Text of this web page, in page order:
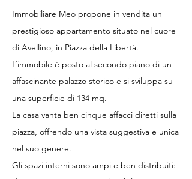
Immobiliare Meo propone in vendita un
prestigioso appartamento situato nel cuore
di Avellino, in Piazza della Libertà.
L’immobile è posto al secondo piano di un
affascinante palazzo storico e si sviluppa su
una superficie di 134 mq.
La casa vanta ben cinque affacci diretti sulla
piazza, offrendo una vista suggestiva e unica
nel suo genere.
Gli spazi interni sono ampi e ben distribuiti: